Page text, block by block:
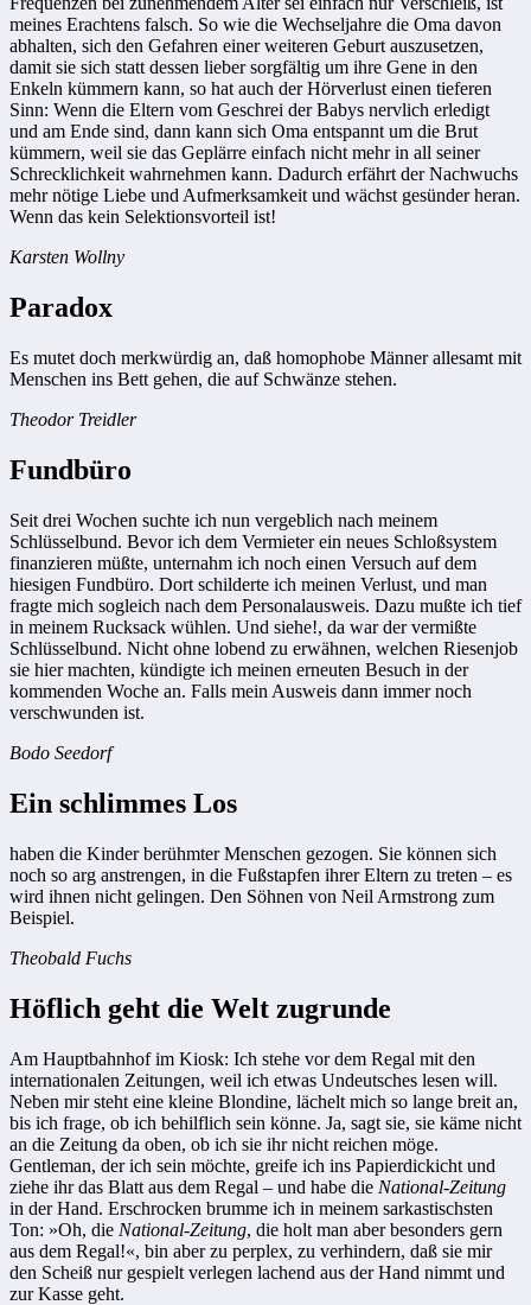
meines Erachtens falsch. So wie die Wechseljahre die Oma davon
abhalten, sich den Gefahren einer weiteren Geburt auszusetzen,
damit sie sich statt dessen lieber sorgfältig um ihre Gene in den
Enkeln kümmern kann, so hat auch der Hörverlust einen tieferen
Sinn: Wenn die Eltern vom Geschrei der Babys nervlich erledigt
und am Ende sind, dann kann sich Oma entspannt um die Brut
kümmern, weil sie das Geplärre einfach nicht mehr in all seiner
Schrecklichkeit wahrnehmen kann. Dadurch erfährt der Nachwuchs
mehr nötige Liebe und Aufmerksamkeit und wächst gesünder heran.
Wenn das kein Selektionsvorteil ist!
Karsten Wollny
Paradox
Es mutet doch merkwürdig an, daß homophobe Männer allesamt mit
Menschen ins Bett gehen, die auf Schwänze stehen.
Theodor Treidler
Fundbüro
Seit drei Wochen suchte ich nun vergeblich nach meinem
Schlüsselbund. Bevor ich dem Vermieter ein neues Schloßsystem
finanzieren müßte, unternahm ich noch einen Versuch auf dem
hiesigen Fundbüro. Dort schilderte ich meinen Verlust, und man
fragte mich sogleich nach dem Personalausweis. Dazu mußte ich tief
in meinem Rucksack wühlen. Und siehe!, da war der vermißte
Schlüsselbund. Nicht ohne lobend zu erwähnen, welchen Riesenjob
sie hier machten, kündigte ich meinen erneuten Besuch in der
kommenden Woche an. Falls mein Ausweis dann immer noch
verschwunden ist.
Bodo Seedorf
Ein schlimmes Los
haben die Kinder berühmter Menschen gezogen. Sie können sich
noch so arg anstrengen, in die Fußstapfen ihrer Eltern zu treten – es
wird ihnen nicht gelingen. Den Söhnen von Neil Armstrong zum
Beispiel.
Theobald Fuchs
Höflich geht die Welt zugrunde
Am Hauptbahnhof im Kiosk: Ich stehe vor dem Regal mit den
internationalen Zeitungen, weil ich etwas Undeutsches lesen will.
Neben mir steht eine kleine Blondine, lächelt mich so lange breit an,
bis ich frage, ob ich behilflich sein könne. Ja, sagt sie, sie käme nicht
an die Zeitung da oben, ob ich sie ihr nicht reichen möge.
Gentleman, der ich sein möchte, greife ich ins Papierdickicht und
ziehe ihr das Blatt aus dem Regal – und habe die National-Zeitung
in der Hand. Erschrocken brumme ich in meinem sarkastischsten
Ton: »Oh, die National-Zeitung, die holt man aber besonders gern
aus dem Regal!«, bin aber zu perplex, zu verhindern, daß sie mir
den Scheiß nur gespielt verlegen lachend aus der Hand nimmt und
zur Kasse geht.